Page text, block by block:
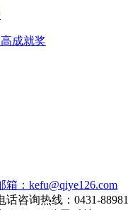
成就奖
箱：kefu@qiye126.com
咨询热线：0431-